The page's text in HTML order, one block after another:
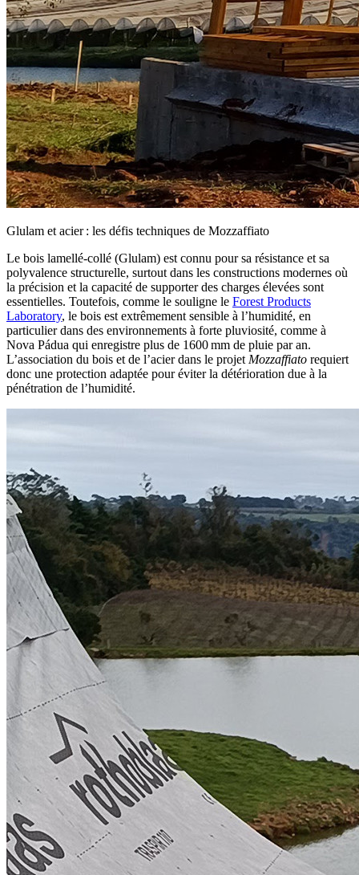
Glulam et acier : les défis techniques de Mozzaffiato
Le bois lamellé-collé (Glulam) est connu pour sa résistance et sa
polyvalence structurelle, surtout dans les constructions modernes où
la précision et la capacité de supporter des charges élevées sont
essentielles. Toutefois, comme le souligne le Forest Products
Laboratory, le bois est extrêmement sensible à l’humidité, en
particulier dans des environnements à forte pluviosité, comme à
Nova Pádua qui enregistre plus de 1600 mm de pluie par an.
L’association du bois et de l’acier dans le projet Mozzaffiato requiert
donc une protection adaptée pour éviter la détérioration due à la
pénétration de l’humidité.